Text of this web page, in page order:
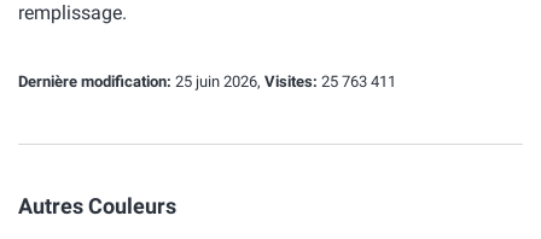
remplissage.
Dernière modification: 25 juin 2026, Visites: 25 763 411
Autres Couleurs